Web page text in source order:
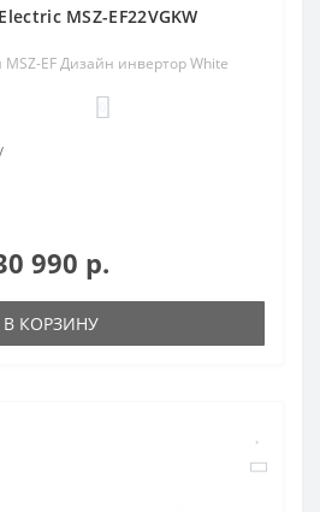
MSZ-EF22VGKW
EF Дизайн инвертор White
990 р.
В КОРЗИНУ